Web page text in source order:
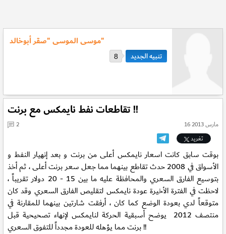
موسى الموسى "صقر أبوخالد"
8
تقاطعات نفط نايمكس مع برنت !!
16 مارس 2013
2
تغريد
بوقت سابق كانت اسعار نايمكس أعلى من برنت و بعد إنهيار النفط و
الأسواق في 2008 حدث تقاطع بينهما مما جعل سعر برنت أعلى ، ثم أخذ
بتوسيع الفارق السعري والمحافظة عليه ما بين 15 - 20 دولار تقريباً ،
لاحظت في الفترة الأخيرة عودة نايمكس لتقليص الفارق السعري وقد كان
متوقعاً لدي بعودة الوضع كما كان ، أرفقت شارتين بينهما للمقارنة في
منتصف 2012 يوضح أسبقية الحركة لنايمكس لإنهاء تصحيحية قبل
برنت مما يؤهله للعودة مجدداً للتفوق السعري !!